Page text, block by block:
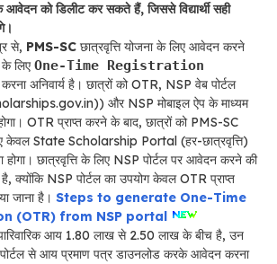
को डिलीट कर सकते हैं, जिससे विद्यार्थी सही
से, PMS-SC छात्रवृत्ति योजना के लिए आवेदन करने
के लिएOne-Time Registration
करना अनिवार्य है। छात्रों को OTR, NSP वेब पोर्टल
और NSP मोबाइल ऐप के माध्यम
OTR प्राप्त करने के बाद, छात्रों को PMS-SC
केवल State Scholarship Portal (हर-छात्रवृत्ति)
छात्रवृत्ति के लिए NSP पोर्टल पर आवेदन करने की
क्योंकि NSP पोर्टल का उपयोग केवल OTR प्राप्त
जाना है। Steps to generate One-Time
(OTR) from NSP portal
आय 1.80 लाख से 2.50 लाख के बीच है, उन
से आय प्रमाण पत्र डाउनलोड करके आवेदन करना